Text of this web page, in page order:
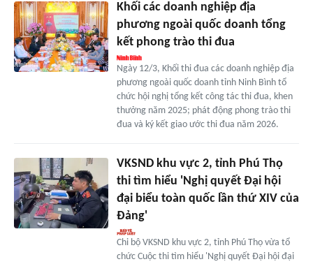
Khối các doanh nghiệp địa
phương ngoài quốc doanh tổng
kết phong trào thi đua
Ngày 12/3, Khối thi đua các doanh nghiệp địa
phương ngoài quốc doanh tỉnh Ninh Bình tổ
chức hội nghị tổng kết công tác thi đua, khen
thưởng năm 2025; phát động phong trào thi
đua và ký kết giao ước thi đua năm 2026.
VKSND khu vực 2, tỉnh Phú Thọ
thi tìm hiểu 'Nghị quyết Đại hội
đại biểu toàn quốc lần thứ XIV của
Đảng'
Chi bộ VKSND khu vực 2, tỉnh Phú Thọ vừa tổ
chức Cuộc thi tìm hiểu 'Nghị quyết Đại hội đại